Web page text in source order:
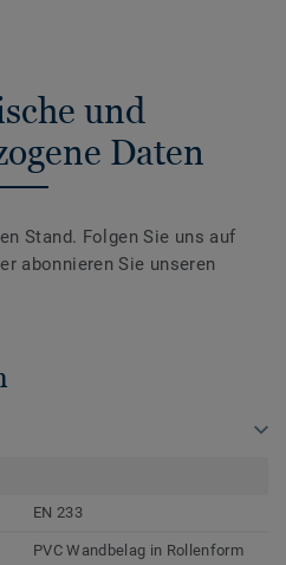
und
Daten
Stand. Folgen Sie uns auf
abonnieren Sie unseren
EN 233
PVC Wandbelag in Rollenform